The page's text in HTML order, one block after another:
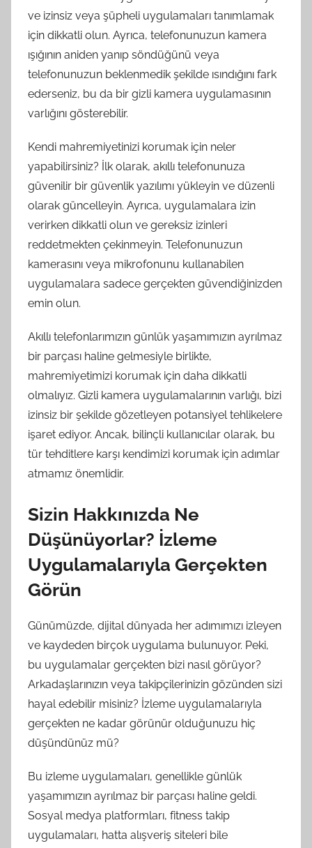
ve izinsiz veya şüpheli uygulamaları tanımlamak
için dikkatli olun. Ayrıca, telefonunuzun kamera
ışığının aniden yanıp söndüğünü veya
telefonunuzun beklenmedik şekilde ısındığını fark
ederseniz, bu da bir gizli kamera uygulamasının
varlığını gösterebilir.
Kendi mahremiyetinizi korumak için neler
yapabilirsiniz? İlk olarak, akıllı telefonunuza
güvenilir bir güvenlik yazılımı yükleyin ve düzenli
olarak güncelleyin. Ayrıca, uygulamalara izin
verirken dikkatli olun ve gereksiz izinleri
reddetmekten çekinmeyin. Telefonunuzun
kamerasını veya mikrofonunu kullanabilen
uygulamalara sadece gerçekten güvendiğinizden
emin olun.
Akıllı telefonlarımızın günlük yaşamımızın ayrılmaz
bir parçası haline gelmesiyle birlikte,
mahremiyetimizi korumak için daha dikkatli
olmalıyız. Gizli kamera uygulamalarının varlığı, bizi
izinsiz bir şekilde gözetleyen potansiyel tehlikelere
işaret ediyor. Ancak, bilinçli kullanıcılar olarak, bu
tür tehditlere karşı kendimizi korumak için adımlar
atmamız önemlidir.
Sizin Hakkınızda Ne
Düşünüyorlar? İzleme
Uygulamalarıyla Gerçekten
Görün
Günümüzde, dijital dünyada her adımımızı izleyen
ve kaydeden birçok uygulama bulunuyor. Peki,
bu uygulamalar gerçekten bizi nasıl görüyor?
Arkadaşlarınızın veya takipçilerinizin gözünden sizi
hayal edebilir misiniz? İzleme uygulamalarıyla
gerçekten ne kadar görünür olduğunuzu hiç
düşündünüz mü?
Bu izleme uygulamaları, genellikle günlük
yaşamımızın ayrılmaz bir parçası haline geldi.
Sosyal medya platformları, fitness takip
uygulamaları, hatta alışveriş siteleri bile